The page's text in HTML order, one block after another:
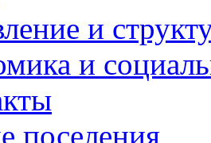
и
и
поселения